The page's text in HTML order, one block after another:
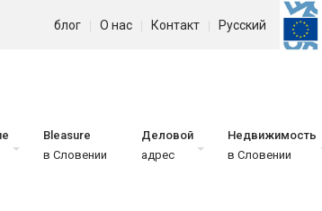
блог О нас Контакт Русский
Bleasure
в Словении
Деловой
адрес
Недвижимость
в Словении